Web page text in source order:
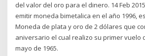
del valor del oro para el dinero. 14 Feb
emitir moneda bimetalica en el año 1996,
Moneda de plata y oro de 2 dólares que
aniversario el cual realizo su primer vuelo
mayo de 1965.